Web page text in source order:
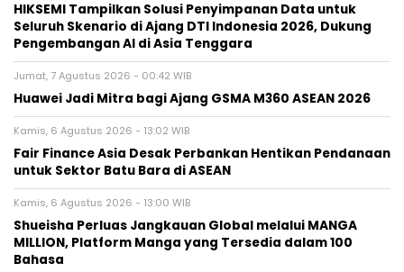
HIKSEMI Tampilkan Solusi Penyimpanan Data untuk
Seluruh Skenario di Ajang DTI Indonesia 2026, Dukung
Pengembangan AI di Asia Tenggara
Jumat, 7 Agustus 2026 - 00:42 WIB
Huawei Jadi Mitra bagi Ajang GSMA M360 ASEAN 2026
Kamis, 6 Agustus 2026 - 13:02 WIB
Fair Finance Asia Desak Perbankan Hentikan Pendanaan
untuk Sektor Batu Bara di ASEAN
Kamis, 6 Agustus 2026 - 13:00 WIB
Shueisha Perluas Jangkauan Global melalui MANGA
MILLION, Platform Manga yang Tersedia dalam 100
Bahasa